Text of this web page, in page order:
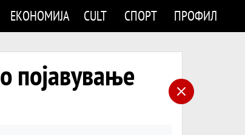
ЕКОНОМИЈА CULT СПОРТ ПРОФИЛ
појавување